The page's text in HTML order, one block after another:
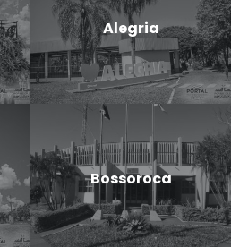
Alegria
Bossoroca